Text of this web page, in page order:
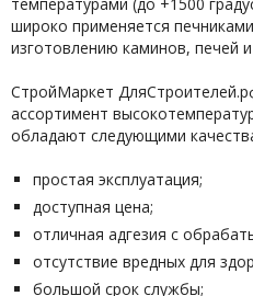
широко применяется
изготовлению каминов, печей
СтройМаркет
ассортимент
обладают следующими
простая эксплуатация;
доступная цена;
отличная адгезия с
отсутствие вредных для
большой срок службы;